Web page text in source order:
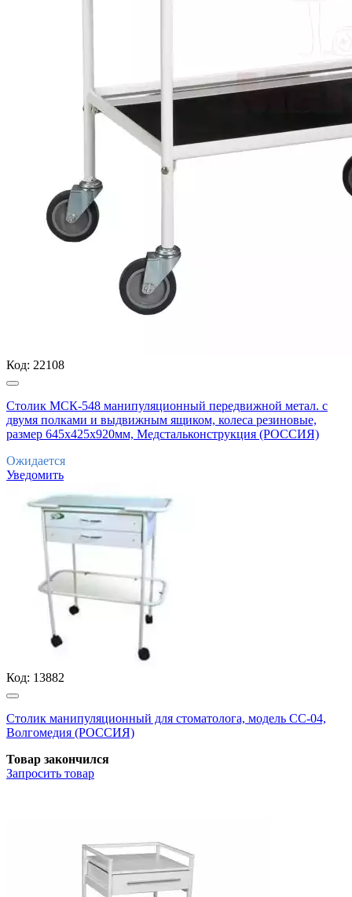
Код: 22108
Столик МСК-548 манипуляционный передвижной метал. с
двумя полками и выдвижным ящиком, колеса резиновые,
размер 645х425х920мм, Медстальконструкция (РОССИЯ)
Ожидается
Уведомить
Код: 13882
Столик манипуляционный для стоматолога, модель СС-04,
Волгомедия (РОССИЯ)
Товар закончился
Запросить товар